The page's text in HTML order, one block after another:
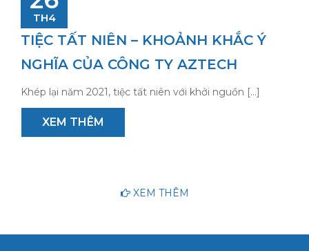
TH4
TIỆC TẤT NIÊN – KHOẢNH KHẮC Ý
NGHĨA CỦA CÔNG TY AZTECH
Khép lại năm 2021, tiệc tất niên với khởi nguồn […]
XEM THÊM
XEM THÊM